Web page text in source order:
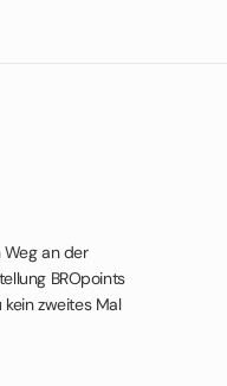
Weg an der
BROpoints
zweites Mal